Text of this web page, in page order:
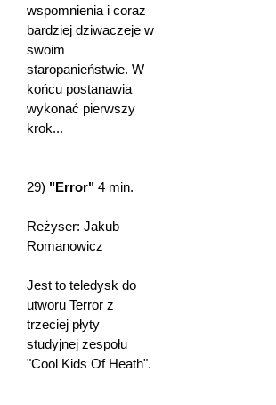
wspomnienia i coraz
bardziej dziwaczeje w
swoim
staropanieństwie. W
końcu postanawia
wykonać pierwszy
krok...
29) "Error" 4 min.
Reżyser: Jakub
Romanowicz
Jest to teledysk do
utworu Terror z
trzeciej płyty
studyjnej zespołu
"Cool Kids Of Heath".